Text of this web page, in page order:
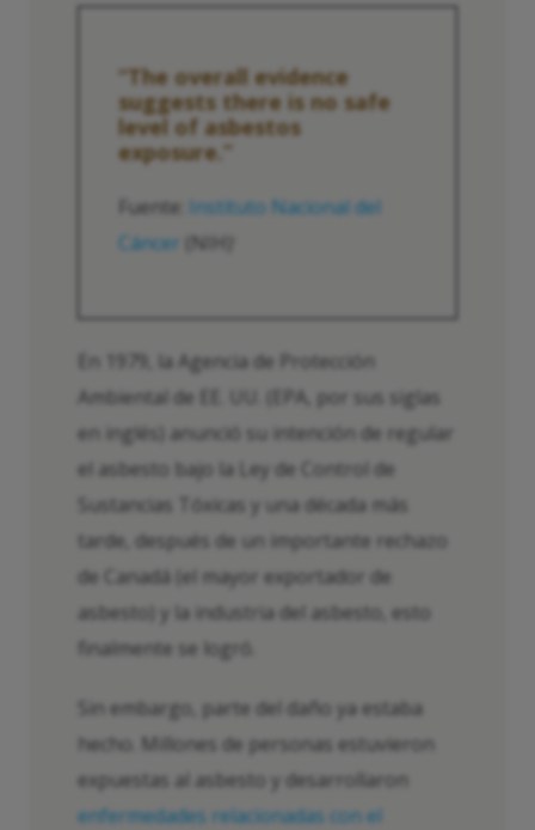
“The overall evidence
suggests there is no safe
level of asbestos
exposure.”
Fuente: Instituto Nacional del
Cáncer
(NIH)
En 1979, la Agencia de Protección
Ambiental de EE. UU. (EPA, por sus siglas
en inglés) anunció su intención de regular
el asbesto bajo la Ley de Control de
Sustancias Tóxicas y una década más
tarde, después de un importante rechazo
de Canadá (el mayor exportador de
asbesto) y la industria del asbesto, esto
finalmente se logró.
Sin embargo, parte del daño ya estaba
hecho. Millones de personas estuvieron
expuestas al asbesto y desarrollaron
enfermedades relacionadas con el